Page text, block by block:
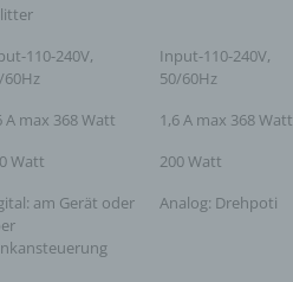
110-240V,
60Hz
Input-110-240V,
50/60Hz
A max 368 Watt
1,6 A max 368 Watt
Watt
200 Watt
am Gerät oder
Analog: Drehpoti
dass